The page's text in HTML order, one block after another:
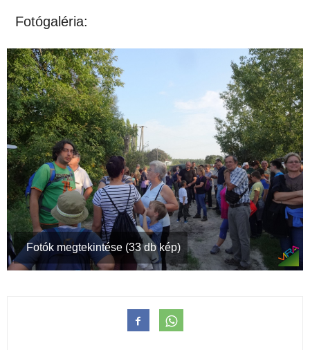
Fotógaléria:
Fotók megtekintése (33 db kép)